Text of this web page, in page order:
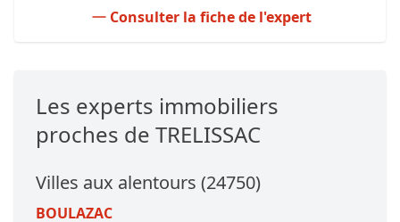
Consulter la fiche de l'expert
Les experts immobiliers
proches de TRELISSAC
Villes aux alentours (24750)
BOULAZAC